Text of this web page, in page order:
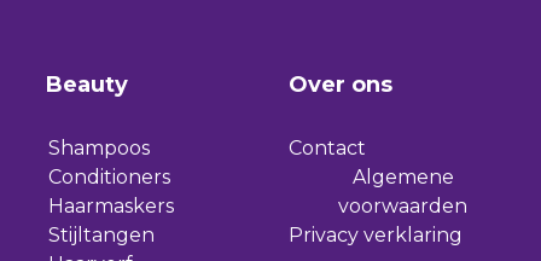
Beauty
Shampoos
Conditioners
Haarmaskers
Stijltangen
Over ons
Contact
Algemene
voorwaarden
Privacy verklaring